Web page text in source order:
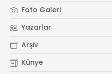
Foto Galeri
Yazarlar
Arşiv
Künye